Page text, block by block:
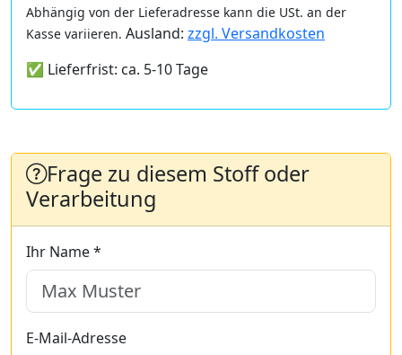
Abhängig von der Lieferadresse kann die USt. an der
Kasse variieren. Ausland: zzgl. Versandkosten
✅ Lieferfrist: ca. 5-10 Tage
Frage zu diesem Stoff oder
Verarbeitung
Ihr Name *
E-Mail-Adresse